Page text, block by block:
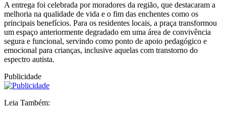
A entrega foi celebrada por moradores da região, que destacaram a
melhoria na qualidade de vida e o fim das enchentes como os
principais benefícios. Para os residentes locais, a praça transformou
um espaço anteriormente degradado em uma área de convivência
segura e funcional, servindo como ponto de apoio pedagógico e
emocional para crianças, inclusive aquelas com transtorno do
espectro autista.
Publicidade
Leia Também: